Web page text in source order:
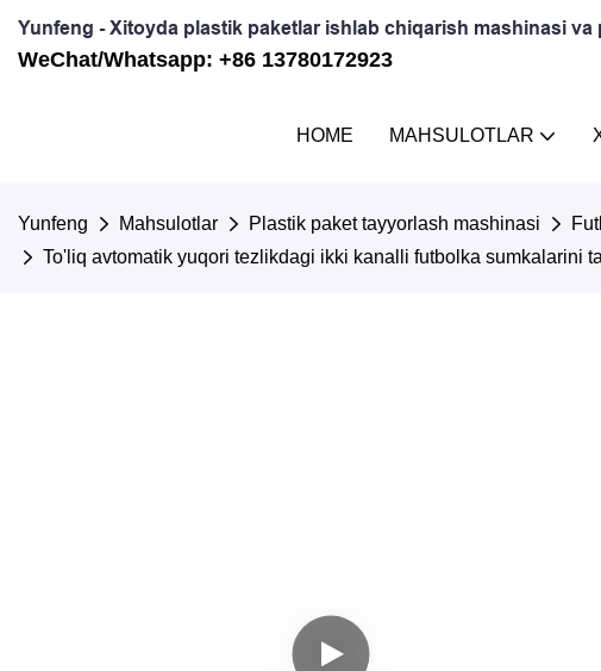
Yunfeng - Xitoyda plastik paketlar ishlab chiqarish mashinasi
WeChat/Whatsapp: +86 13780172923
HOME MAHSULOTLAR
Yunfeng Mahsulotlar Plastik paket tayyorlash mashinasi
To'liq avtomatik yuqori tezlikdagi ikki kanalli futbolka sumkalarini